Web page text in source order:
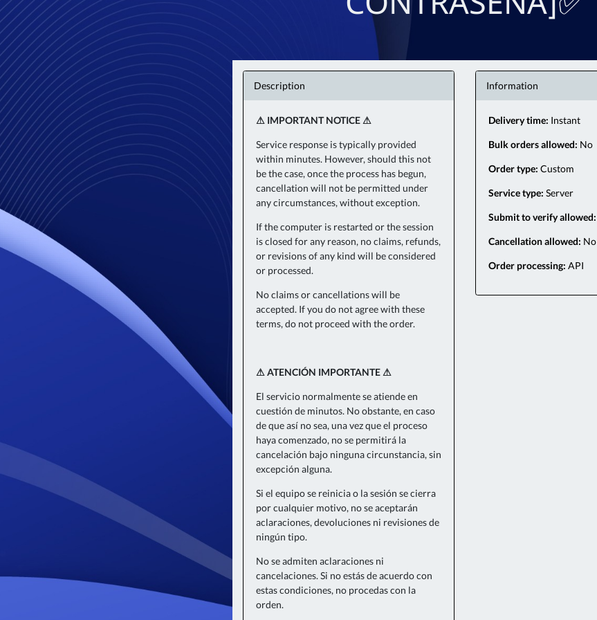
Description
⚠ IMPORTANT NOTICE ⚠
Service response is typically provided
within minutes. However, should this not
be the case, once the process has begun,
cancellation will not be permitted under
any circumstances, without exception.
If the computer is restarted or the session
is closed for any reason, no claims, refunds,
or revisions of any kind will be considered
or processed.
No claims or cancellations will be
accepted. If you do not agree with these
terms, do not proceed with the order.
⚠ ATENCIÓN IMPORTANTE ⚠
El servicio normalmente se atiende en
cuestión de minutos. No obstante, en caso
de que así no sea, una vez que el proceso
haya comenzado, no se permitirá la
cancelación bajo ninguna circunstancia, sin
excepción alguna.
Si el equipo se reinicia o la sesión se cierra
por cualquier motivo, no se aceptarán
aclaraciones, devoluciones ni revisiones de
ningún tipo.
No se admiten aclaraciones ni
cancelaciones. Si no estás de acuerdo con
estas condiciones, no procedas con la
orden.
Information
Delivery time: Instant
Bulk orders allowed: No
Order type: Custom
Service type: Server
Submit to verify allowed:
Cancellation allowed: No
Order processing: API